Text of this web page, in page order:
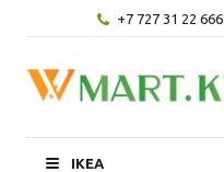
+7 727 31 22 666
IKEA